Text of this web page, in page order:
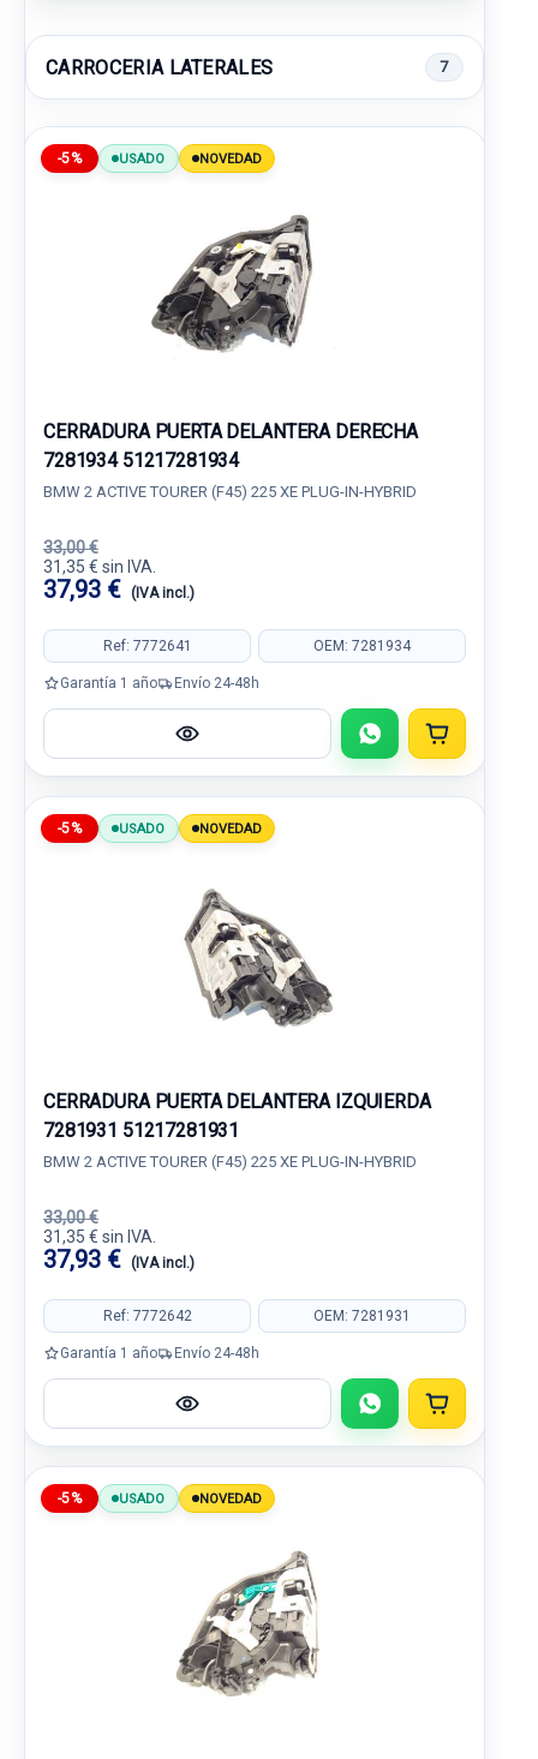
CARROCERIA LATERALES 7
-5% USADO NOVEDAD
CERRADURA PUERTA DELANTERA DERECHA
7281934 51217281934
BMW 2 ACTIVE TOURER (F45) 225 XE PLUG-IN-HYBRID
33,00 €
31,35 € sin IVA.
37,93 € (IVA incl.)
Ref: 7772641 OEM: 7281934
Garantía 1 año Envío 24-48h
-5% USADO NOVEDAD
CERRADURA PUERTA DELANTERA IZQUIERDA
7281931 51217281931
BMW 2 ACTIVE TOURER (F45) 225 XE PLUG-IN-HYBRID
33,00 €
31,35 € sin IVA.
37,93 € (IVA incl.)
Ref: 7772642 OEM: 7281931
Garantía 1 año Envío 24-48h
-5% USADO NOVEDAD